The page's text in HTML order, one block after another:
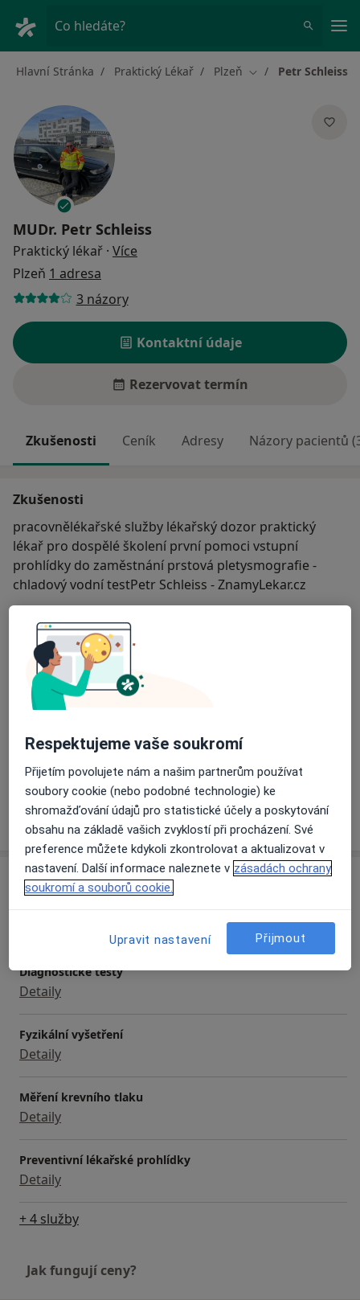
Co hledáte?
Hlavní Stránka Praktický Lékař Plzeň Změna města
Petr Schleiss
MUDr. Petr Schleiss
Praktický lékař · Více
Plzeň 1 adresa
3 názory
Kontaktní údaje
Rezervovat termín
Zkušenosti Ceník Adresy Názory pacientů
Zkušenosti
pracovnělékařské služby lékařský dozor praktický
lékař pro dospělé školení první pomoci vstupní
prohlídky do zaměstnání prstová pletysmografie -
chladový vodní testPetr Schleiss - ZnamyLekar.cz
Všeobecný praktický lékař
Pracovní lékařství
Hlavní léčená onemocnění
Angína
Pacienti, které ošetřuji
Dospělí
Víceo zkušenostech
Služby a ceník služeb
Diagnostické testy
Detaily
Fyzikální vyšetření
Detaily
Měření krevního tlaku
Detaily
Preventivní lékařské prohlídky
Detaily
+ 4 služby
Jak fungují ceny?
Respektujeme vaše soukromí
Přijetím povolujete nám a našim partnerům používat
soubory cookie (nebo podobné technologie) ke
shromažďování údajů pro statistické účely a poskytování
obsahu na základě vašich zvyklostí při procházení. Své
preference můžete kdykoli zkontrolovat a aktualizovat v
nastavení. Další informace naleznete v zásadách ochrany
soukromí a souborů cookie.
Upravit nastavení Přijmout